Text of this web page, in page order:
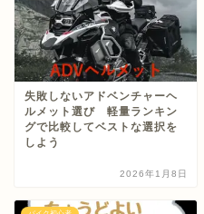
失敗しないアドベンチャーヘ
ルメット選び 軽量ランキン
グで比較してベストな選択を
しよう
2026年1月8日